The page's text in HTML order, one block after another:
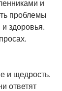
и
проблемы
здоровья.
и щедрость.
ответят